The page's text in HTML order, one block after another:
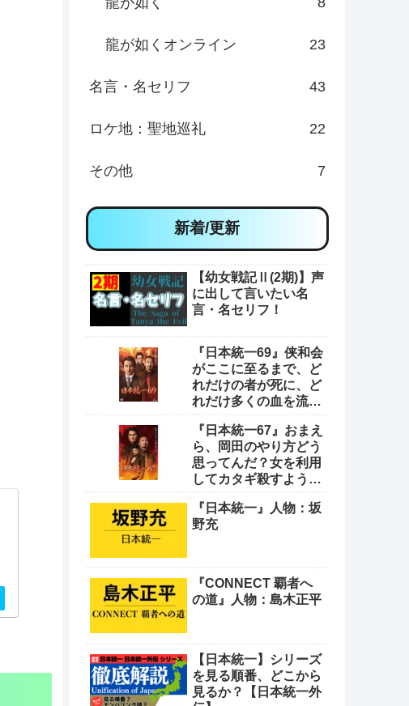
龍が如くオンライン 23
名言・名セリフ 43
ロケ地：聖地巡礼 22
その他 7
新着/更新
【幼女戦記Ⅱ(2期)】声
に出して言いたい名
言・名セリフ！
『日本統一69』侠和会
がここに至るまで、ど
れだけの者が死に、ど
れだけ多くの血を流し
や！
『日本統一67』おまえ
ら、岡田のやり方どう
思ってんだ？女を利用
してカタギ殺すような
『日本統一』人物：坂
野充
『CONNECT 覇者へ
の道』人物：島木正平
【日本統一】シリーズ
を見る順番、どこから
見るか？【日本統一外